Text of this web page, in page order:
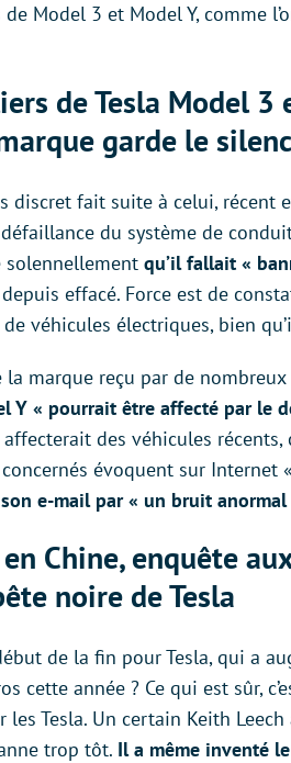
Model 3 et Model Y, comme
de Tesla Model
garde le
discret fait suite à celui, récent
défaillance du système de
solennellement qu’il fallait «
effacé. Force est de
véhicules électriques, bien
la marque reçu par de
Y « pourrait être affecté par le
affecterait des véhicules
évoquent sur Internet
e-mail par « un bruit
Chine, enquête
noire de Tesla
de la fin pour Tesla, qui a
cette année ? Ce qui est sûr,
les Tesla. Un certain Keith
trop tôt. Il a même inventé